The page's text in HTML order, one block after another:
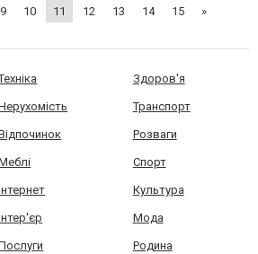
9 10 11 12 13 14 15 »
Здоров'я
Транспорт
Розваги
Спорт
Культура
Мода
Родина